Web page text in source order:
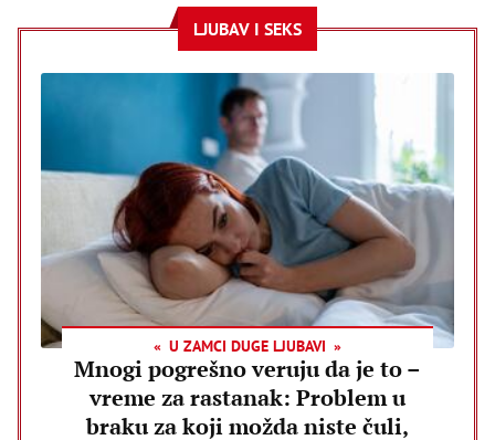
LJUBAV I SEKS
U ZAMCI DUGE LJUBAVI
Mnogi pogrešno veruju da je to –
vreme za rastanak: Problem u
braku za koji možda niste čuli,